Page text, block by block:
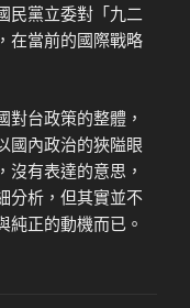
民黨立委對「九二
在當前的國際戰略
對台政策的整體，
國內政治的狹隘眼
有表達的意思，
分析，但其實並不
純正的動機而已。